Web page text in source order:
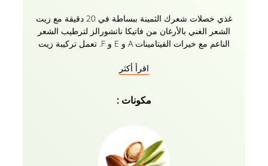
غذي خصلات شعرك الثمينة ببساطة في 20 دقيقة مع زيت
الشعر الغني بالأرغان من فاتيكا ناتشورالز لترطيب الشعر
الناعم مع خيرات الفيتامينات A و E و F. تعمل تركيبة زيت
على الشعر الجاف والمجعد مما يمنح اللمعان والقوة التي
الكمال الحريري واللمعان المتألق. إنه المنتج النهائي
للتصفيف واللمسات النهائية لشعر صحي شديد اللمعان! إنه
حماية وإحياء وفك تشابك شعرك الطبيعي والشعر
المستعار ووصلات أي ملمس. قومي بتقوية شعرك من
اقرأ أكثر
مكونات :